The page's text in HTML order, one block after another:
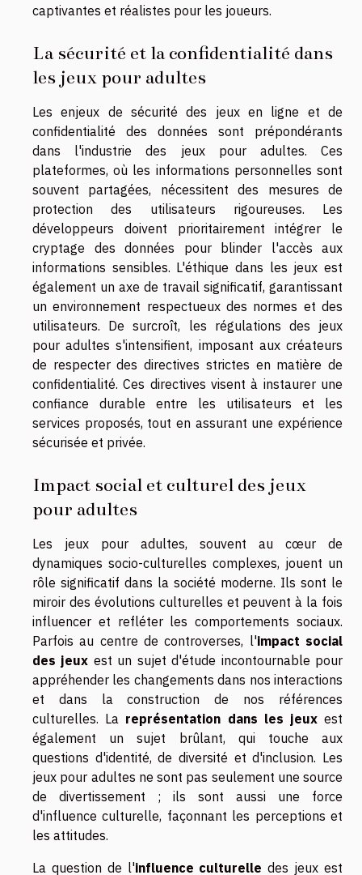
captivantes et réalistes pour les joueurs.
La sécurité et la confidentialité dans
les jeux pour adultes
Les enjeux de sécurité des jeux en ligne et de
confidentialité des données sont prépondérants
dans l'industrie des jeux pour adultes. Ces
plateformes, où les informations personnelles sont
souvent partagées, nécessitent des mesures de
protection des utilisateurs rigoureuses. Les
développeurs doivent prioritairement intégrer le
cryptage des données pour blinder l'accès aux
informations sensibles. L'éthique dans les jeux est
également un axe de travail significatif, garantissant
un environnement respectueux des normes et des
utilisateurs. De surcroît, les régulations des jeux
pour adultes s'intensifient, imposant aux créateurs
de respecter des directives strictes en matière de
confidentialité. Ces directives visent à instaurer une
confiance durable entre les utilisateurs et les
services proposés, tout en assurant une expérience
sécurisée et privée.
Impact social et culturel des jeux
pour adultes
Les jeux pour adultes, souvent au cœur de
dynamiques socio-culturelles complexes, jouent un
rôle significatif dans la société moderne. Ils sont le
miroir des évolutions culturelles et peuvent à la fois
influencer et refléter les comportements sociaux.
Parfois au centre de controverses, l'impact social
des jeux est un sujet d'étude incontournable pour
appréhender les changements dans nos interactions
et dans la construction de nos références
culturelles. La représentation dans les jeuxest
également un sujet brûlant, qui touche aux
questions d'identité, de diversité et d'inclusion. Les
jeux pour adultes ne sont pas seulement une source
de divertissement ; ils sont aussi une force
d'influence culturelle, façonnant les perceptions et
les attitudes.
La question de l'influence culturelle des jeux est